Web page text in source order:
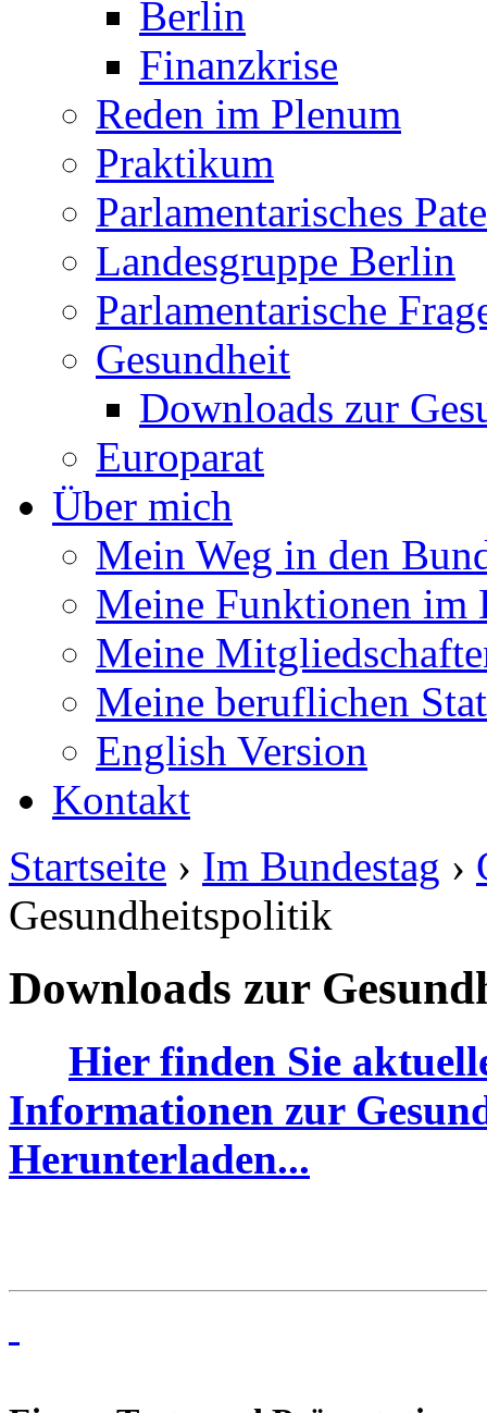
Berlin
Finanzkrise
Reden im Plenum
Praktikum
Parlamentarisches
Landesgruppe Berlin
Parlamentarische
Gesundheit
Downloads zur
Europarat
Über mich
Mein Weg in den
Meine Funktionen im
Meine
Meine beruflichen
English Version
Kontakt
Startseite › Im Bundestag ›
Gesundheitspolitik
Downloads zur
Hier finden Sie
Informationen zur
Herunterladen...